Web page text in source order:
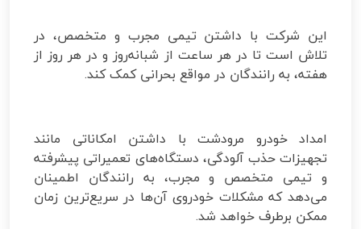
این شرکت با داشتن تیمی مجرب و متخصص، در
تلاش است تا در هر ساعت از شبانه‌روز و در هر روز از
هفته، به رانندگان در مواقع بحرانی کمک کند.
امداد خودرو مرودشت با داشتن امکاناتی مانند
تجهیزات حذب آلودگی، دستگاه‌های تعمیراتی پیشرفته
و تیمی متخصص و مجرب، به رانندگان اطمینان
می‌دهد که مشکلات خودروی آن‌ها در سریع‌ترین زمان
ممکن برطرف خواهد شد.